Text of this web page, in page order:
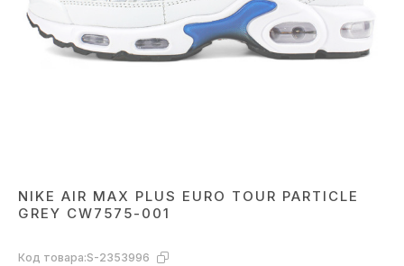
NIKE AIR MAX PLUS EURO TOUR PARTICLE
GREY CW7575-001
Код товара:S-2353996